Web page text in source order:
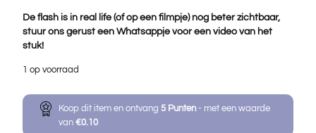
De flash is in real life (of op een filmpje) nog beter zichtbaar,
stuur ons gerust eenWhatsappje voor een video van het
stuk!
1 op voorraad
Koop dit item en ontvang5 Punten - met een waarde
van€0.10